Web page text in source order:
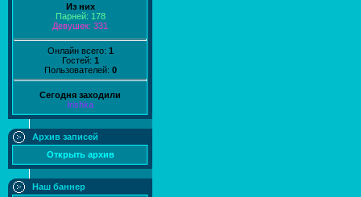
Из них
Парней: 178
Девушек: 331
Онлайн всего: 1
Гостей: 1
Пользователей: 0
Сегодня заходили
Irishka
Архив записей
Открыть архив
Наш баннер